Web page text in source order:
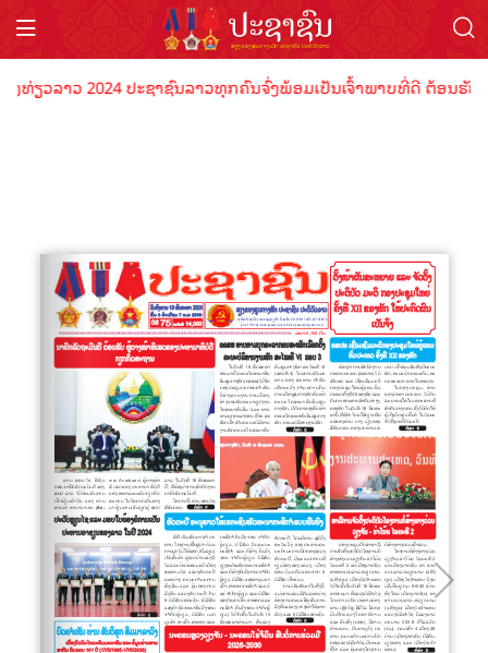
ທ່ຽວລາວ 2024 ປະຊາຊົນລາວທຸກຄົນຈົ່ງພ້ອມເປັນເຈົ້າພາບທີ່ດີ ຕ້ອນຮັ